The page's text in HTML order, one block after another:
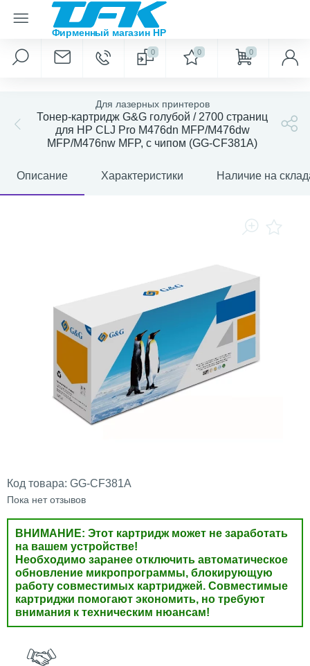
0 0 0
Для лазерных принтеров
Тонер-картридж G&G голубой / 2700 страниц
для HP CLJ Pro M476dn MFP/M476dw
MFP/M476nw MFP, с чипом (GG-CF381A)
Описание Характеристики Наличие на
Код товара: GG-CF381A
Пока нет отзывов
ВНИМАНИЕ: Этот картридж может не заработать
на вашем устройстве!
Необходимо заранее отключить автоматическое
обновление микропрограммы, блокирующую
работу совместимых картриджей. Совместимые
картриджи помогают экономить, но требуют
внимания к техническим нюансам!